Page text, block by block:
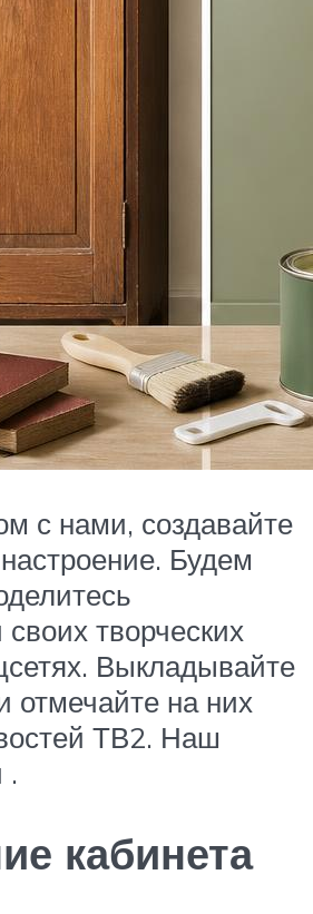
с нами, создавайте
Будем
своих творческих
Выкладывайте
отмечайте на них
ТВ2. Наш
.
кабинета